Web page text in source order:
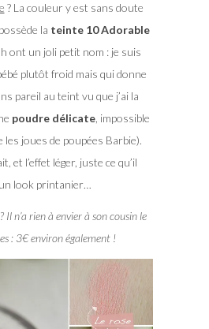
? La couleur y est sans doute
la teinte 10 Adorable
ont un joli petit nom : je suis
plutôt froid mais qui donne
pareil au teint vu que j’ai la
poudre délicate, impossible
les joues de poupées Barbie).
et l’effet léger, juste ce qu’il
look printanier…
Il n’a rien à envier à son cousin le
: 3€ environ également !